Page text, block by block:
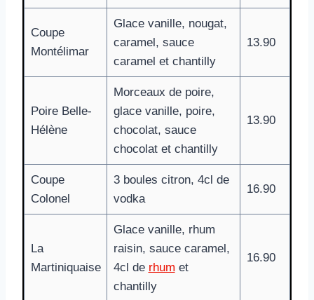
Coupe
Montélimar
Glace vanille, nougat,
caramel, sauce
caramel et chantilly
13.90
Poire Belle-
Hélène
Morceaux de poire,
glace vanille, poire,
chocolat, sauce
chocolat et chantilly
13.90
Coupe
Colonel
3 boules citron, 4cl de
vodka
16.90
La
Martiniquaise
Glace vanille, rhum
raisin, sauce caramel,
4cl de rhum et
chantilly
16.90